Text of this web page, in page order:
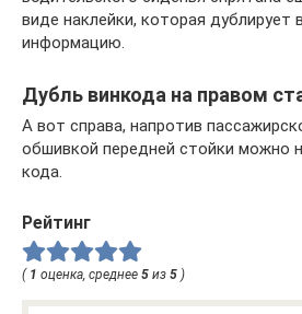
виде наклейки, которая
информацию.
Дубль винкода на правом
А вот справа, напротив
обшивкой передней стойки можно
кода.
Рейтинг
( 1 оценка, среднее 5 из 5 )